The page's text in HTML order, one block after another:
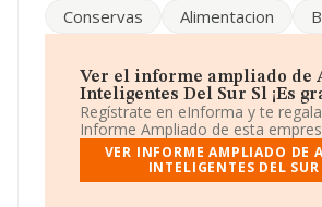
certificacion y calificaci. La empresa
el Registro Mercantil como Sociedad
especializado, de productos
tabaco' con código 4639. La empresa
exportadora.
La compañíaAditivos Inteligentes
CIF B21483482, tiene domicilio fiscal
Vilar núm. 11 Bj, (46010), Valencia,
Conservas Alimentacion
Ver el informe ampliado de
Inteligentes Del Sur Sl ¡Es
Regístrate en eInforma y te
Informe Ampliado de esta
VER INFORME AMPLIADO DE
INTELIGENTES DEL SUR